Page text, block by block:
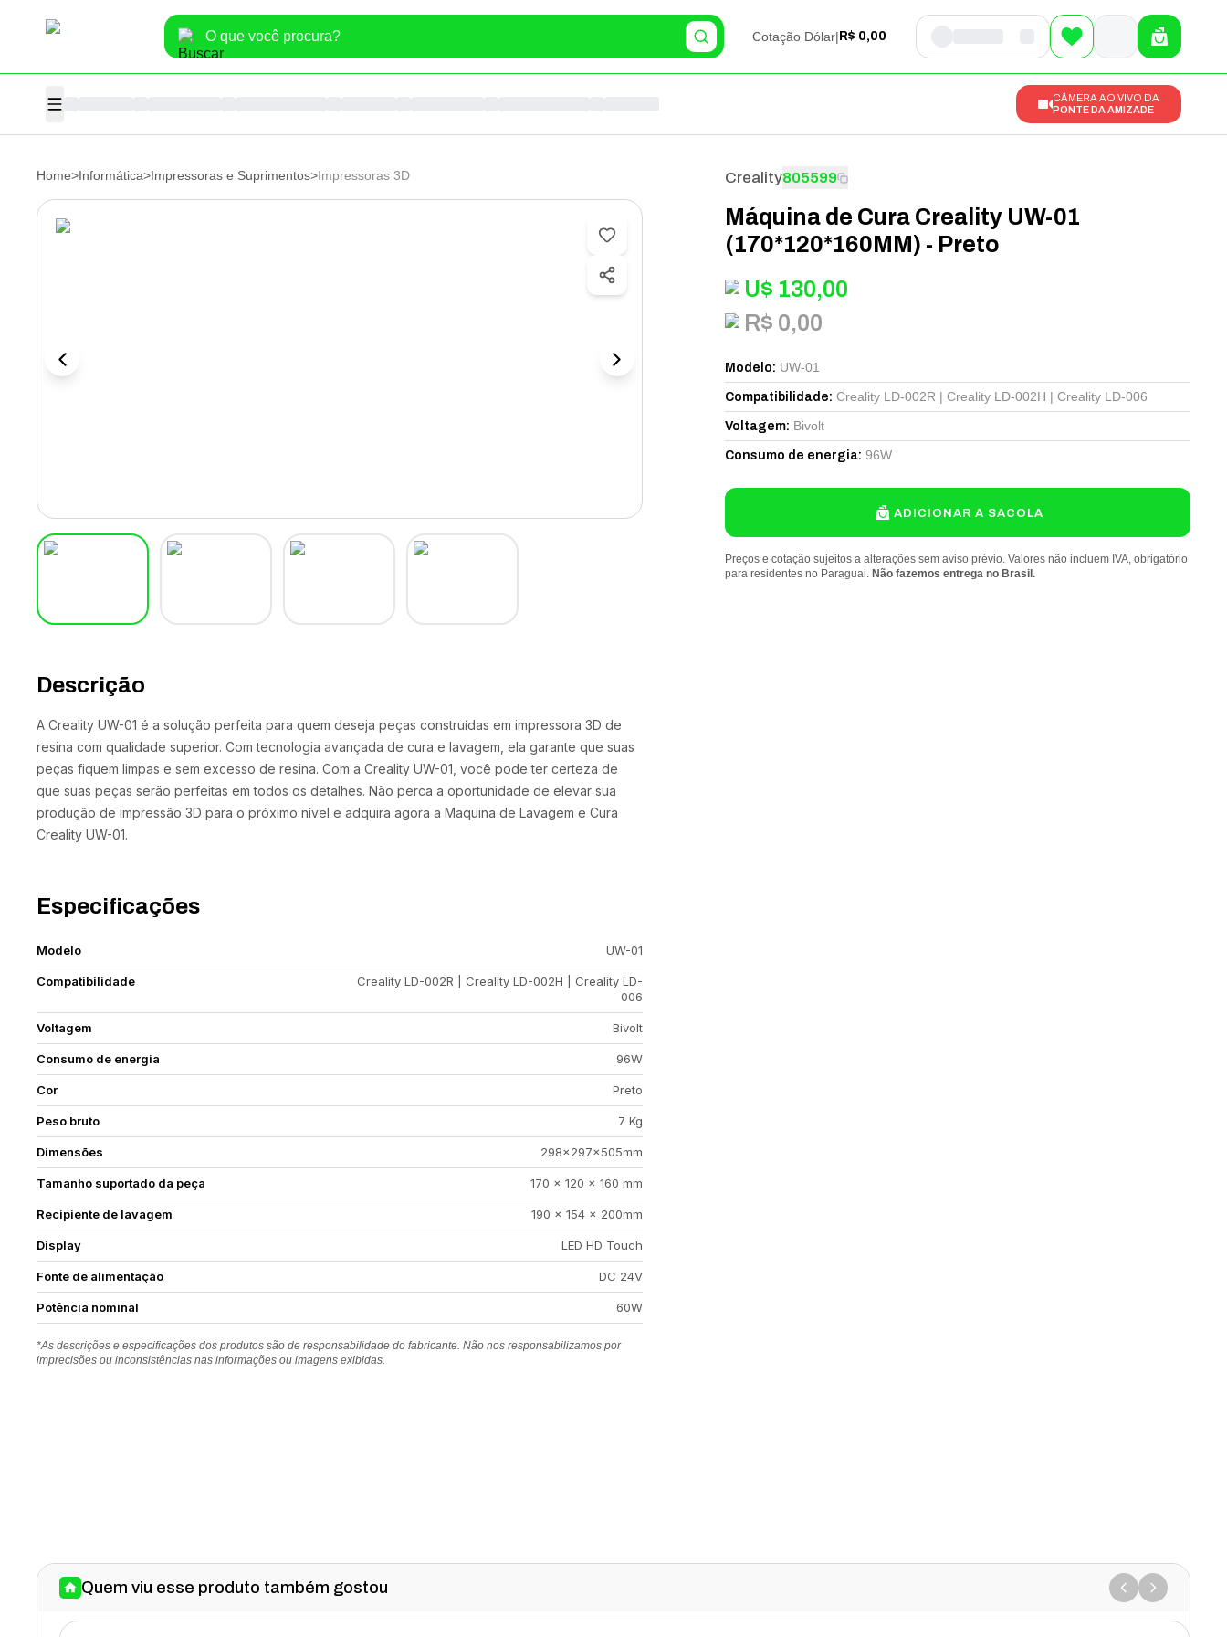
Cotação Dólar| R$ 0,00
CÂMERA AO VIVO DA
PONTE DA AMIZADE
Home>Informática>Impressoras e Suprimentos>Impressoras 3D
Descrição
A Creality UW-01 é a solução perfeita para quem deseja peças construídas em impressora 3D de
resina com qualidade superior. Com tecnologia avançada de cura e lavagem, ela garante que suas
peças fiquem limpas e sem excesso de resina. Com a Creality UW-01, você pode ter certeza de
que suas peças serão perfeitas em todos os detalhes. Não perca a oportunidade de elevar sua
produção de impressão 3D para o próximo nível e adquira agora a Maquina de Lavagem e Cura
Creality UW-01.
Especificações
Modelo UW-01
Compatibilidade
Creality LD-002R | Creality LD-002H | Creality LD-
006
Voltagem Bivolt
Consumo de energia 96W
Cor Preto
Peso bruto 7 Kg
Dimensões 298x297x505mm
Tamanho suportado da peça 170 x 120 x 160 mm
Recipiente de lavagem 190 x 154 x 200mm
Display LED HD Touch
Fonte de alimentação DC 24V
Potência nominal 60W
*As descrições e especificações dos produtos são de responsabilidade do fabricante. Não nos responsabilizamos por
imprecisões ou inconsistências nas informações ou imagens exibidas.
Creality805599
Máquina de Cura Creality UW-01
(170*120*160MM) - Preto
U$ 130,00
R$ 0,00
Modelo: UW-01
Compatibilidade: Creality LD-002R | Creality LD-002H | Creality LD-006
Voltagem: Bivolt
Consumo de energia: 96W
ADICIONAR A SACOLA
Preços e cotação sujeitos a alterações sem aviso prévio. Valores não incluem IVA, obrigatório
para residentes no Paraguai. Não fazemos entrega no Brasil.
Quem viu esse produto também gostou